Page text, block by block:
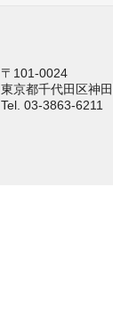
〒101-0024
東京都千代田区神
Tel. 03-3863-6211